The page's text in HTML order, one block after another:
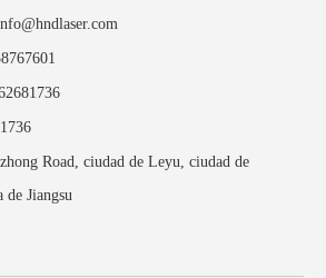
Road, ciudad de Leyu, ciudad de
Jiangsu